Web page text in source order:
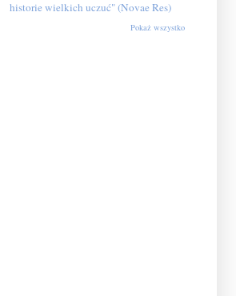
historie wielkich uczuć" (Novae Res)
Pokaż wszystko